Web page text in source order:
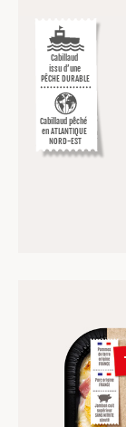
Cabillaud pêché
en ATLANTIQUE
NORD-EST
Cabillaud
issu d’une
PÊCHE DURABLE